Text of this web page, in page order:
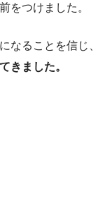
をつけました。
なることを信じ、
きました。